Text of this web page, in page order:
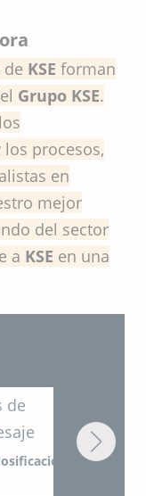
KSE forman
Grupo KSE.
procesos,
en
mejor
del sector
a KSE en una
y
Proyectos